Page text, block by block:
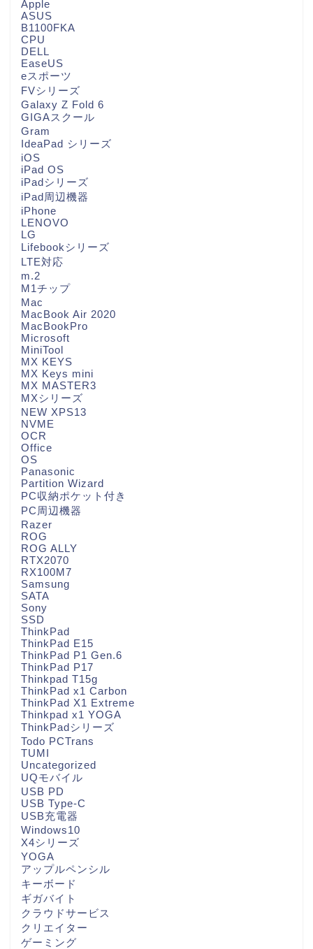
Apple
ASUS
B1100FKA
CPU
DELL
EaseUS
eスポーツ
FVシリーズ
Galaxy Z Fold 6
GIGAスクール
Gram
IdeaPad シリーズ
iOS
iPad OS
iPadシリーズ
iPad周辺機器
iPhone
LENOVO
LG
Lifebookシリーズ
LTE対応
m.2
M1チップ
Mac
MacBook Air 2020
MacBookPro
Microsoft
MiniTool
MX KEYS
MX Keys mini
MX MASTER3
MXシリーズ
NEW XPS13
NVME
OCR
Office
OS
Panasonic
Partition Wizard
PC収納ポケット付き
PC周辺機器
Razer
ROG
ROG ALLY
RTX2070
RX100M7
Samsung
SATA
Sony
SSD
ThinkPad
ThinkPad E15
ThinkPad P1 Gen.6
ThinkPad P17
Thinkpad T15g
ThinkPad x1 Carbon
ThinkPad X1 Extreme
Thinkpad x1 YOGA
ThinkPadシリーズ
Todo PCTrans
TUMI
Uncategorized
UQモバイル
USB PD
USB Type-C
USB充電器
Windows10
X4シリーズ
YOGA
アップルペンシル
キーボード
ギガバイト
クラウドサービス
クリエイター
ゲーミング